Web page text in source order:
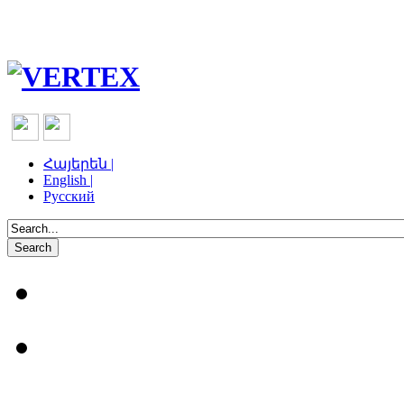
Հայերեն |
English |
Русский